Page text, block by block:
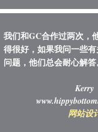
我们和GC合作过两次，
得很好，如果我问一些
问题，他们总会耐心解答
Kerry
网站设